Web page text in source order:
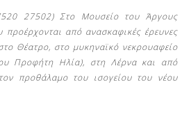
27502) Στο Μουσείο του Άργους
προέρχονται από ανασκαφικές έρευνες
Θέατρο, στο μυκηναϊκό νεκρουαφείο
Προφήτη Ηλία), στη Λέρνα και από
προθάλαμο του ισογείου του νέου